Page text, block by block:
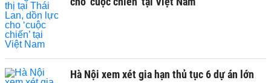
Hà Nội xem xét gia hạn thủ tục 6 dự án lớn